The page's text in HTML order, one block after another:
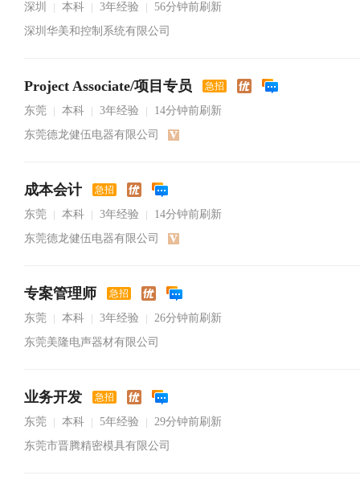
深圳 本科 3年经验
56分钟前刷新
深圳华美和控制系统有限公司
Project Associate/项目专员 急招
东莞 本科 3年经验
14分钟前刷新
东莞德龙健伍电器有限公司
成本会计 急招
东莞 本科 3年经验
14分钟前刷新
东莞德龙健伍电器有限公司
专案管理师 急招
东莞 本科 3年经验
26分钟前刷新
东莞美隆电声器材有限公司
业务开发 急招
东莞 本科 5年经验
29分钟前刷新
东莞市晋腾精密模具有限公司